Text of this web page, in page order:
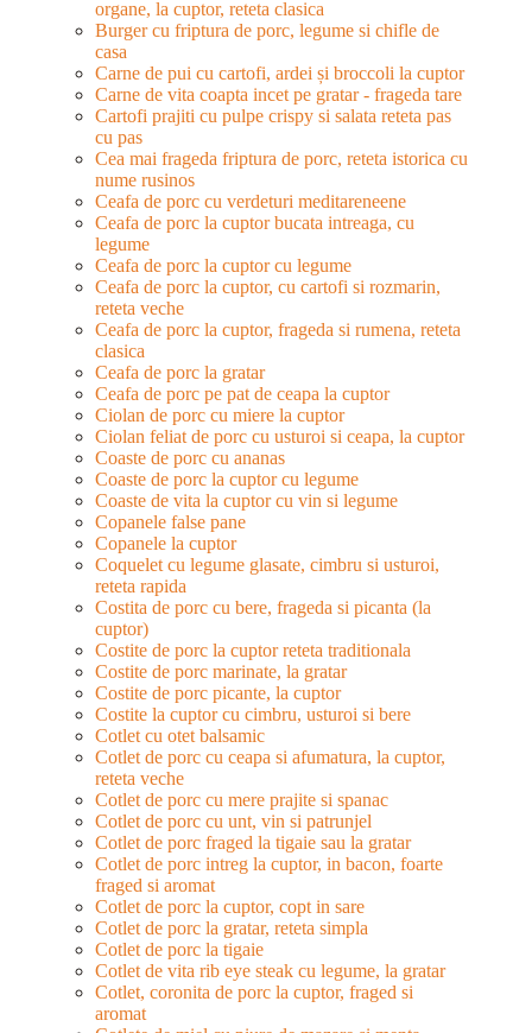
organe, la cuptor, reteta clasica
Burger cu friptura de porc, legume si chifle de
casa
Carne de pui cu cartofi, ardei și broccoli la cuptor
Carne de vita coapta incet pe gratar - frageda tare
Cartofi prajiti cu pulpe crispy si salata reteta pas
cu pas
Cea mai frageda friptura de porc, reteta istorica cu
nume rusinos
Ceafa de porc cu verdeturi meditareneene
Ceafa de porc la cuptor bucata intreaga, cu
legume
Ceafa de porc la cuptor cu legume
Ceafa de porc la cuptor, cu cartofi si rozmarin,
reteta veche
Ceafa de porc la cuptor, frageda si rumena, reteta
clasica
Ceafa de porc la gratar
Ceafa de porc pe pat de ceapa la cuptor
Ciolan de porc cu miere la cuptor
Ciolan feliat de porc cu usturoi si ceapa, la cuptor
Coaste de porc cu ananas
Coaste de porc la cuptor cu legume
Coaste de vita la cuptor cu vin si legume
Copanele false pane
Copanele la cuptor
Coquelet cu legume glasate, cimbru si usturoi,
reteta rapida
Costita de porc cu bere, frageda si picanta (la
cuptor)
Costite de porc la cuptor reteta traditionala
Costite de porc marinate, la gratar
Costite de porc picante, la cuptor
Costite la cuptor cu cimbru, usturoi si bere
Cotlet cu otet balsamic
Cotlet de porc cu ceapa si afumatura, la cuptor,
reteta veche
Cotlet de porc cu mere prajite si spanac
Cotlet de porc cu unt, vin si patrunjel
Cotlet de porc fraged la tigaie sau la gratar
Cotlet de porc intreg la cuptor, in bacon, foarte
fraged si aromat
Cotlet de porc la cuptor, copt in sare
Cotlet de porc la gratar, reteta simpla
Cotlet de porc la tigaie
Cotlet de vita rib eye steak cu legume, la gratar
Cotlet, coronita de porc la cuptor, fraged si
aromat